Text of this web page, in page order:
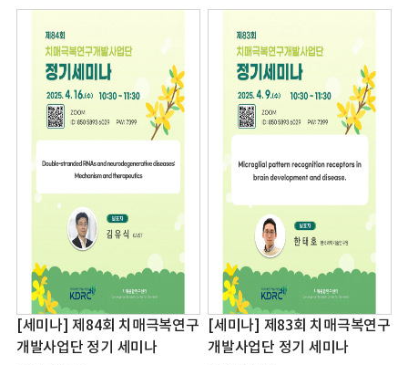
[세미나] 제84회 치매극복연구
개발사업단 정기 세미나
[세미나] 제83회 치매극복연구
개발사업단 정기 세미나